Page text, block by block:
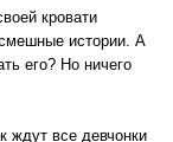
кровати
истории. А
его? Но ничего
ждут все девчонки